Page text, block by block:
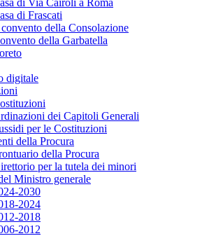
di Via Cairoli a Roma
di Frascati
della Consolazione
della Garbatella
digitale
dei Capitoli Generali
per le Costituzioni
della Procura
della Procura
per la tutela dei minori
Ministro generale
2030
2024
2018
2012